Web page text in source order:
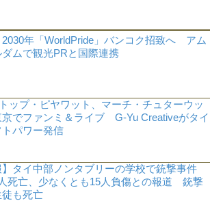
2030年「WorldPride」バンコク招致へ アム
ダムで観光PRと国際連携
ップ・ピヤワット、マーチ・チュターウッ
京でファンミ＆ライブ G-Yu Creativeがタイ
パワー発信
】タイ中部ノンタブリーの学校で銃撃事件
死亡、少なくとも15人負傷との報道 銃撃
徒も死亡